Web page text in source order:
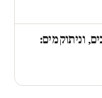
וניתוק מים: